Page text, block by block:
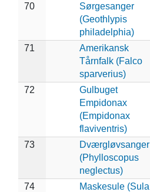
70
Sørgesanger
(Geothlypis
philadelphia)
71
Amerikansk
Tårnfalk (Falco
sparverius)
72
Gulbuget
Empidonax
(Empidonax
flaviventris)
73
Dværgløvsanger
(Phylloscopus
neglectus)
74
Maskesule (Sula